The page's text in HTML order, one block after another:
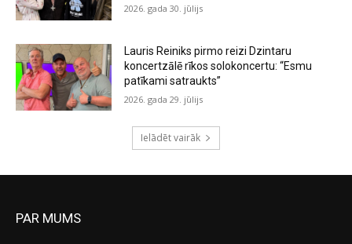
2026. gada 30. jūlijs
Lauris Reiniks pirmo reizi Dzintaru
koncertzālē rīkos solokoncertu: “Esmu
patīkami satraukts”
2026. gada 29. jūlijs
Ielādēt vairāk
PAR MUMS